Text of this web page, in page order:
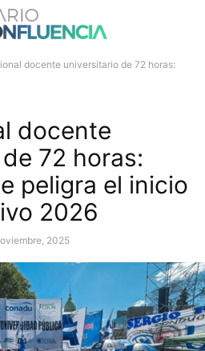
docente universitario de 72 horas:
docente
72 horas:
peligra el inicio
2026
2025